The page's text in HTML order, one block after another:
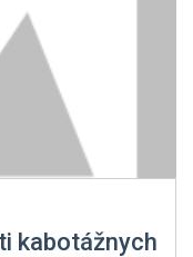
kabotážnych